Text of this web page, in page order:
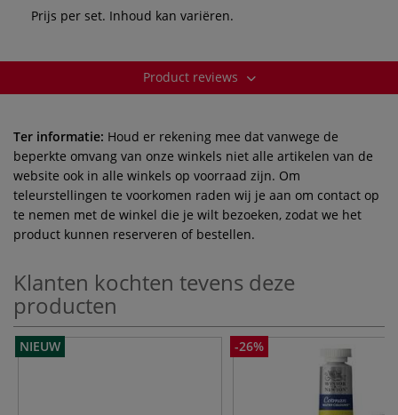
Prijs per set. Inhoud kan variëren.
Product reviews
Ter informatie: Houd er rekening mee dat vanwege de
beperkte omvang van onze winkels niet alle artikelen van de
website ook in alle winkels op voorraad zijn. Om
teleurstellingen te voorkomen raden wij je aan om contact op
te nemen met de winkel die je wilt bezoeken, zodat we het
product kunnen reserveren of bestellen.
Klanten kochten tevens deze
producten
NIEUW -26%